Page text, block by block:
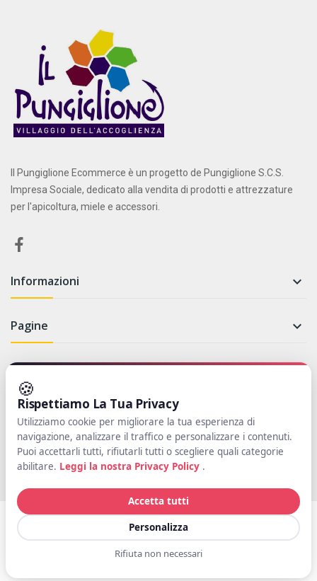
🍪
Rispettiamo La Tua Privacy
Utilizziamo cookie per migliorare la tua esperienza di
navigazione, analizzare il traffico e personalizzare i contenuti.
Puoi accettarli tutti, rifiutarli tutti o scegliere quali categorie
abilitare. Leggi la nostra Privacy Policy .
Accetta tutti
Personalizza
Rifiuta non necessari
Il Pungiglione Ecommerce è un progetto de Pungiglione S.C.S.
Impresa Sociale, dedicato alla vendita di prodotti e attrezzature
per l'apicoltura, miele e accessori.
Informazioni 
Pagine 
Newsletter
Iscriviti per rimanere aggiornato su novità e promozioni
Iscriviti
Copyright © Il Pungiglione. Partita IVA: 01004970453 Tutti i diritti
riservati. Powered by